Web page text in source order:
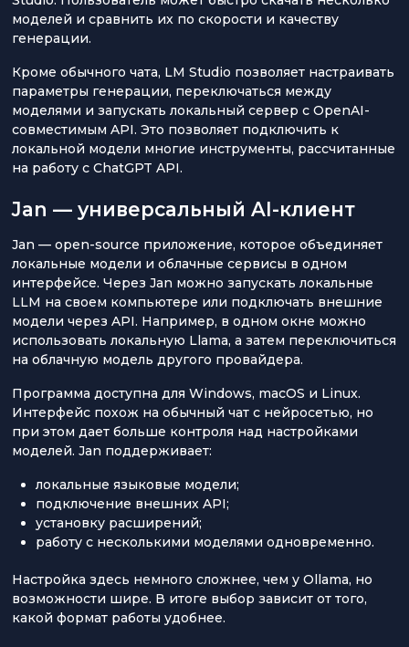
моделей и сравнить их по скорости и качеству
генерации.
Кроме обычного чата, LM Studio позволяет настраивать
параметры генерации, переключаться между
моделями и запускать локальный сервер с OpenAI-
совместимым API. Это позволяет подключить к
локальной модели многие инструменты, рассчитанные
на работу с ChatGPT API.
Jan — универсальный AI-клиент
Jan — open-source приложение, которое объединяет
локальные модели и облачные сервисы в одном
интерфейсе. Через Jan можно запускать локальные
LLM на своем компьютере или подключать внешние
модели через API. Например, в одном окне можно
использовать локальную Llama, а затем переключиться
на облачную модель другого провайдера.
Программа доступна для Windows, macOS и Linux.
Интерфейс похож на обычный чат с нейросетью, но
при этом дает больше контроля над настройками
моделей. Jan поддерживает:
локальные языковые модели;
подключение внешних API;
установку расширений;
работу с несколькими моделями одновременно.
Настройка здесь немного сложнее, чем у Ollama, но
возможности шире. В итоге выбор зависит от того,
какой формат работы удобнее.